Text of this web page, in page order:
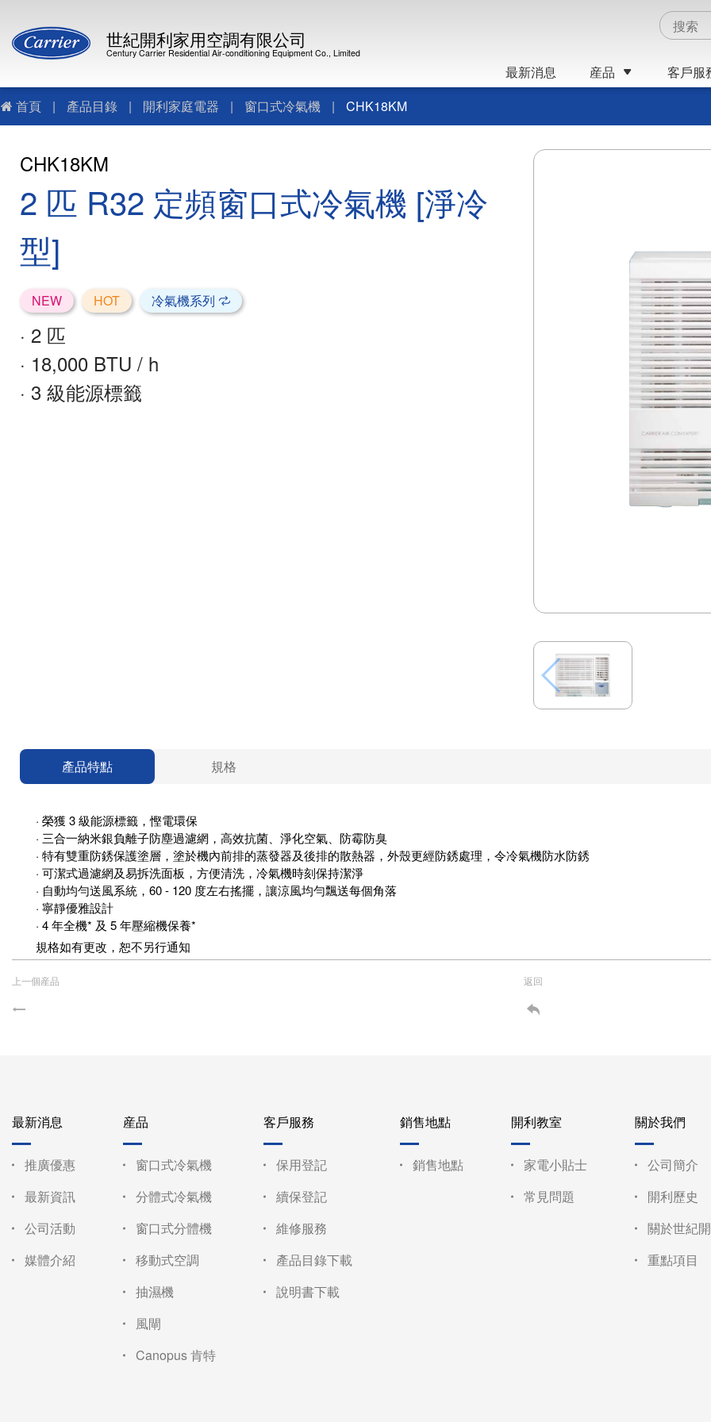
世紀開利家用空調有限公司
Century Carrier Residential Air-conditioning Equipment Co., Limited
最新消息 産品 客戶服
首頁 | 產品目錄 | 開利家庭電器 | 窗口式冷氣機 | CHK18KM
CHK18KM
2 匹 R32 定頻窗口式冷氣機 [淨冷
型]
NEW HOT 冷氣機系列
· 2 匹
· 18,000 BTU / h
· 3 級能源標籤
產品特點 規格
· 榮獲 3 級能源標籤，慳電環保
· 三合一納米銀負離子防塵過濾網，高效抗菌、淨化空氣、防霉防臭
· 特有雙重防銹保護塗層，塗於機內前排的蒸發器及後排的散熱器，外殼更經防銹處理，令冷氣機防水防銹
· 可潔式過濾網及易拆洗面板，方便清洗，冷氣機時刻保持潔淨
· 自動均勻送風系統，60 - 120 度左右搖擺，讓涼風均勻飄送每個角落
· 寧靜優雅設計
· 4 年全機* 及 5 年壓縮機保養*
規格如有更改，恕不另行通知
上一個産品 返回
最新消息
推廣優惠
最新資訊
公司活動
媒體介紹
産品
窗口式冷氣機
分體式冷氣機
窗口式分體機
移動式空調
抽濕機
風閘
Canopus 肯特
客戶服務
保用登記
續保登記
維修服務
產品目錄下載
說明書下載
銷售地點
銷售地點
開利教室
家電小貼士
常見問題
關於我們
公司簡介
開利歷史
關於世紀
重點項目